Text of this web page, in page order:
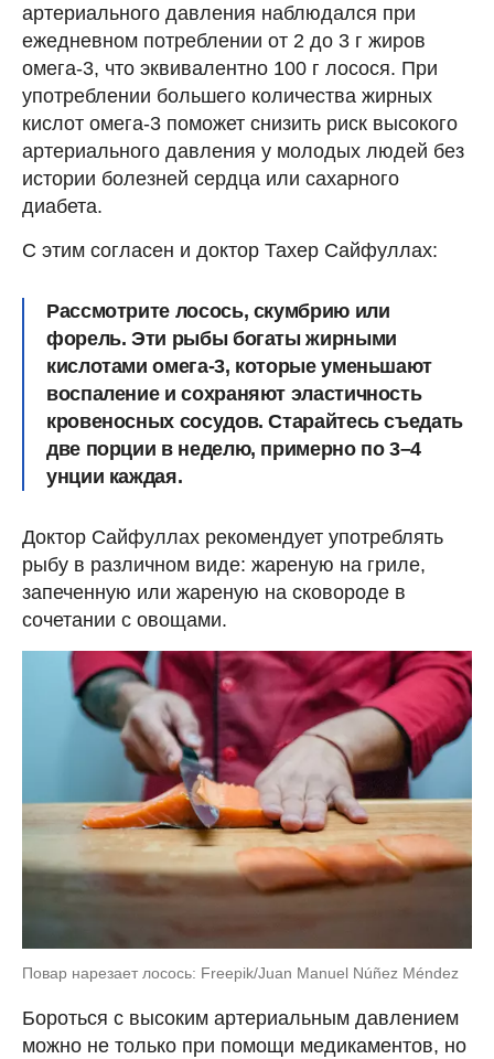
артериального давления наблюдался при
ежедневном потреблении от 2 до 3 г жиров
омега-3, что эквивалентно 100 г лосося. При
употреблении большего количества жирных
кислот омега-3 поможет снизить риск высокого
артериального давления у молодых людей без
истории болезней сердца или сахарного
диабета.
С этим согласен и доктор Тахер Сайфуллах:
Рассмотрите лосось, скумбрию или
форель. Эти рыбы богаты жирными
кислотами омега-3, которые уменьшают
воспаление и сохраняют эластичность
кровеносных сосудов. Старайтесь съедать
две порции в неделю, примерно по 3–4
унции каждая.
Доктор Сайфуллах рекомендует употреблять
рыбу в различном виде: жареную на гриле,
запеченную или жареную на сковороде в
сочетании с овощами.
Повар нарезает лосось: Freepik/Juan Manuel Núñez Méndez
Бороться с высоким артериальным давлением
можно не только при помощи медикаментов, но